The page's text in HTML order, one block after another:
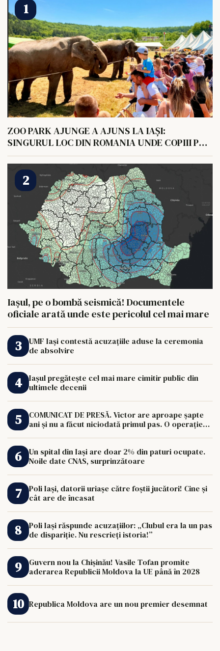
ZOO PARK AJUNGE A AJUNS LA IAȘI:
SINGURUL LOC DIN ROMANIA UNDE COPIII POT
HRANI UN ELEFANT
Iașul, pe o bombă seismică! Documentele
oficiale arată unde este pericolul cel mai mare
UMF Iași contestă acuzațiile aduse la ceremonia
de absolvire
Iașul pregătește cel mai mare cimitir public din
ultimele decenii
COMUNICAT DE PRESĂ. Victor are aproape șapte
ani și nu a făcut niciodată primul pas. O operație
Un spital din Iași are doar 2% din paturi ocupate.
Noile date CNAS, surprinzătoare
Poli Iași, datorii uriașe către foștii jucători! Cine și
cât are de încasat
Poli Iași răspunde acuzațiilor: „Clubul era la un pas
de dispariție. Nu rescrieți istoria!”
Guvern nou la Chișinău! Vasile Tofan promite
aderarea Republicii Moldova la UE până în 2028
Republica Moldova are un nou premier desemnat